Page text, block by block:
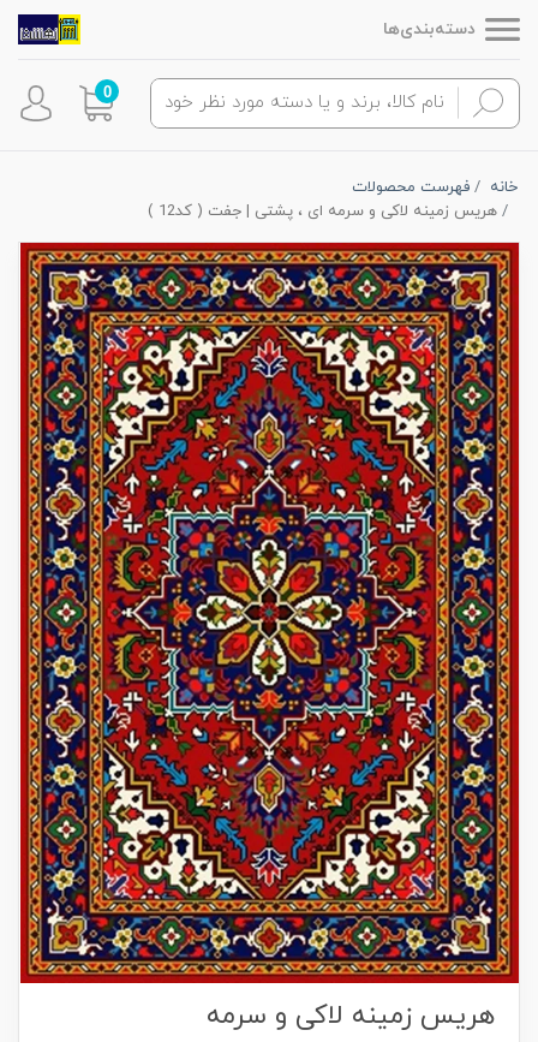
دسته‌بندی‌ها
0
خانه
فهرست محصولات
هریس زمینه لاکی و سرمه ای ، پشتی | جفت ( کد12 )
هریس زمینه لاکی و سرمه